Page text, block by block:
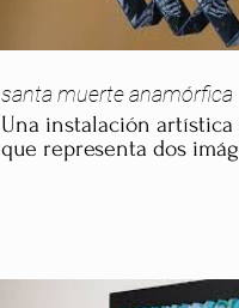
santa muerte anamórfica
Una instalación artística
que representa dos
experiencia visual única.